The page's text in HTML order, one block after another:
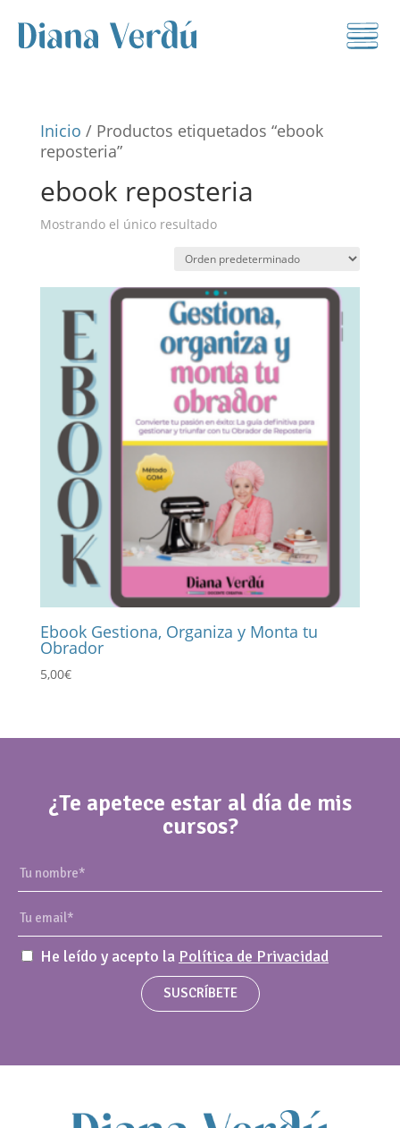
Inicio / Productos etiquetados “ebook
reposteria”
ebook reposteria
Mostrando el único resultado
Ebook Gestiona, Organiza y Monta tu
Obrador
5,00€
¿Te apetece estar al día de mis
cursos?
He leído y acepto la Política de Privacidad
SUSCRÍBETE